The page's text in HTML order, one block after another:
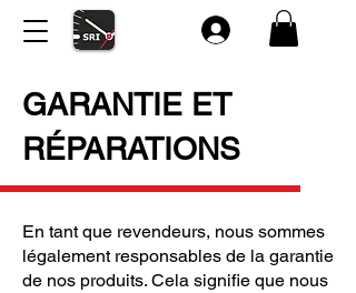
GARANTIE ET
RÉPARATIONS
En tant que revendeurs, nous sommes
légalement responsables de la garantie
de nos produits. Cela signifie que nous